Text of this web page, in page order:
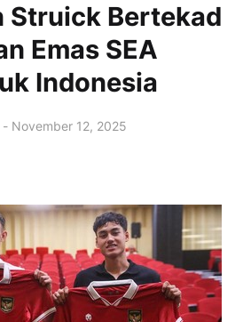
Struick Bertekad
Emas SEA
Indonesia
- November 12, 2025